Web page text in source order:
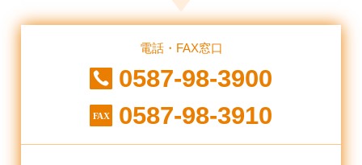
電話・FAX窓口
0587-98-3900
0587-98-3910